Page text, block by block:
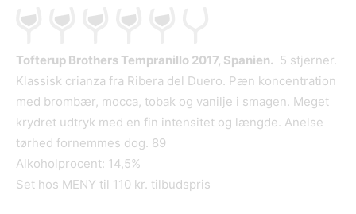
Tofterup Brothers Tempranillo 2017, Spanien. 5 stjerner.
Klassisk crianza fra Ribera del Duero. Pæn koncentration
med brombær, mocca, tobak og vanilje i smagen. Meget
krydret udtryk med en fin intensitet og længde. Anelse
tørhed fornemmes dog. 89
Alkoholprocent: 14,5%
Set hos MENY til 110 kr. tilbudspris